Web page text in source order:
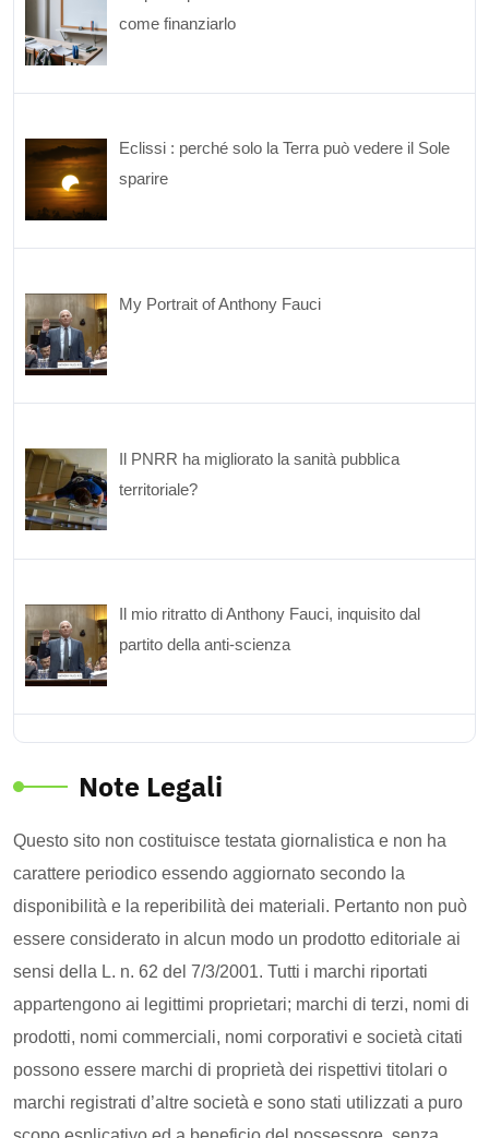
come finanziarlo
Eclissi : perché solo la Terra può vedere il Sole
sparire
My Portrait of Anthony Fauci
Il PNRR ha migliorato la sanità pubblica
territoriale?
Il mio ritratto di Anthony Fauci, inquisito dal
partito della anti-scienza
Note Legali
Questo sito non costituisce testata giornalistica e non ha
carattere periodico essendo aggiornato secondo la
disponibilità e la reperibilità dei materiali. Pertanto non può
essere considerato in alcun modo un prodotto editoriale ai
sensi della L. n. 62 del 7/3/2001. Tutti i marchi riportati
appartengono ai legittimi proprietari; marchi di terzi, nomi di
prodotti, nomi commerciali, nomi corporativi e società citati
possono essere marchi di proprietà dei rispettivi titolari o
marchi registrati d’altre società e sono stati utilizzati a puro